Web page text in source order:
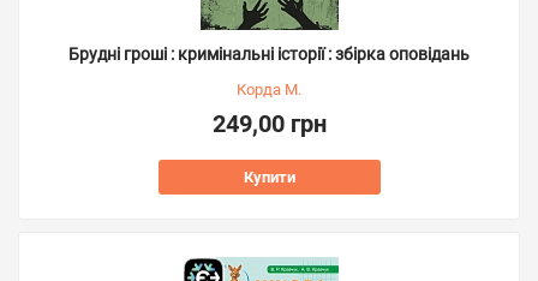
Брудні гроші : кримінальні історії : збірка оповідань
Корда М.
249,00 грн
Купити